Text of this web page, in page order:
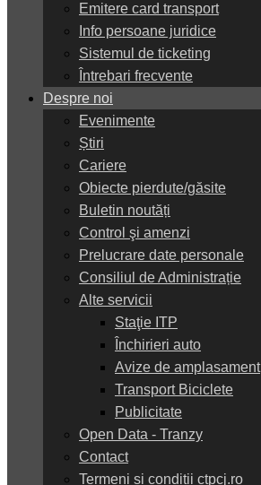
Emitere card transport
Info persoane juridice
Sistemul de ticketing
Întrebari frecvente
Despre noi
Evenimente
Știri
Cariere
Obiecte pierdute/găsite
Buletin noutăți
Control şi amenzi
Prelucrare date personale
Consiliul de Administrație
Alte servicii
Staţie ITP
Închirieri auto
Avize de amplasament
Transport Biciclete
Publicitate
Open Data - Tranzy
Contact
Termeni și condiții ctpcj.ro